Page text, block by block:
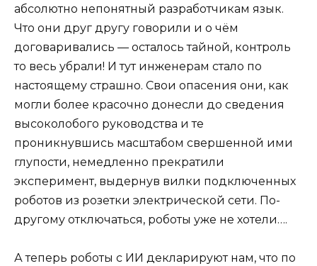
абсолютно непонятный разработчикам язык.
Что они друг другу говорили и о чём
договаривались — осталось тайной, контроль
то весь убрали! И тут инженерам стало по
настоящему страшно. Свои опасения они, как
могли более красочно донесли до сведения
высоколобого руководства и те
проникнувшись масштабом свершенной ими
глупости, немедленно прекратили
эксперимент, выдернув вилки подключенных
роботов из розетки электрической сети. По-
другому отключаться, роботы уже не хотели….
А теперь роботы с ИИ декларируют нам, что по